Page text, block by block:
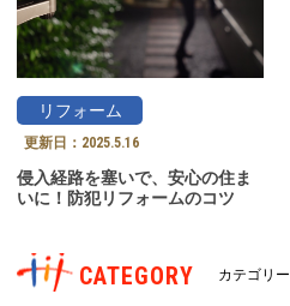
リフォーム
更新日： 2025.5.16
侵入経路を塞いで、安心の住ま
いに！防犯リフォームのコツ
CATEGORY カテゴリー